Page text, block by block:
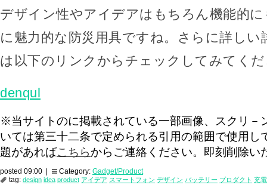
デザイン性やアイデアはもちろん機能的
に魅力的な防災用具ですね。さらに詳しい
は以下のリンクからチェックしてみてく
denqul
※当サイトのに掲載されている一部画像、スクリ－
いては第三十二条で定められる引用の範囲で使用し
題があればこちらからご連絡ください。即刻削除い
posted 09:00 | Category: Gadget/Product
tag: design idea product アイデア スマートフォン デザイン バッテリー プロダクト 充電